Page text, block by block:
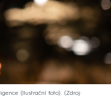
(Ilustrační foto).
Zdroj: